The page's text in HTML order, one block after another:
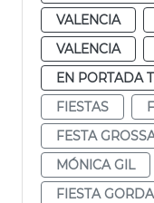
VALENCIA
VALENCIA
EN PORTADA
FIESTAS
FESTA
MÓNICA GIL
FIESTA GORDA